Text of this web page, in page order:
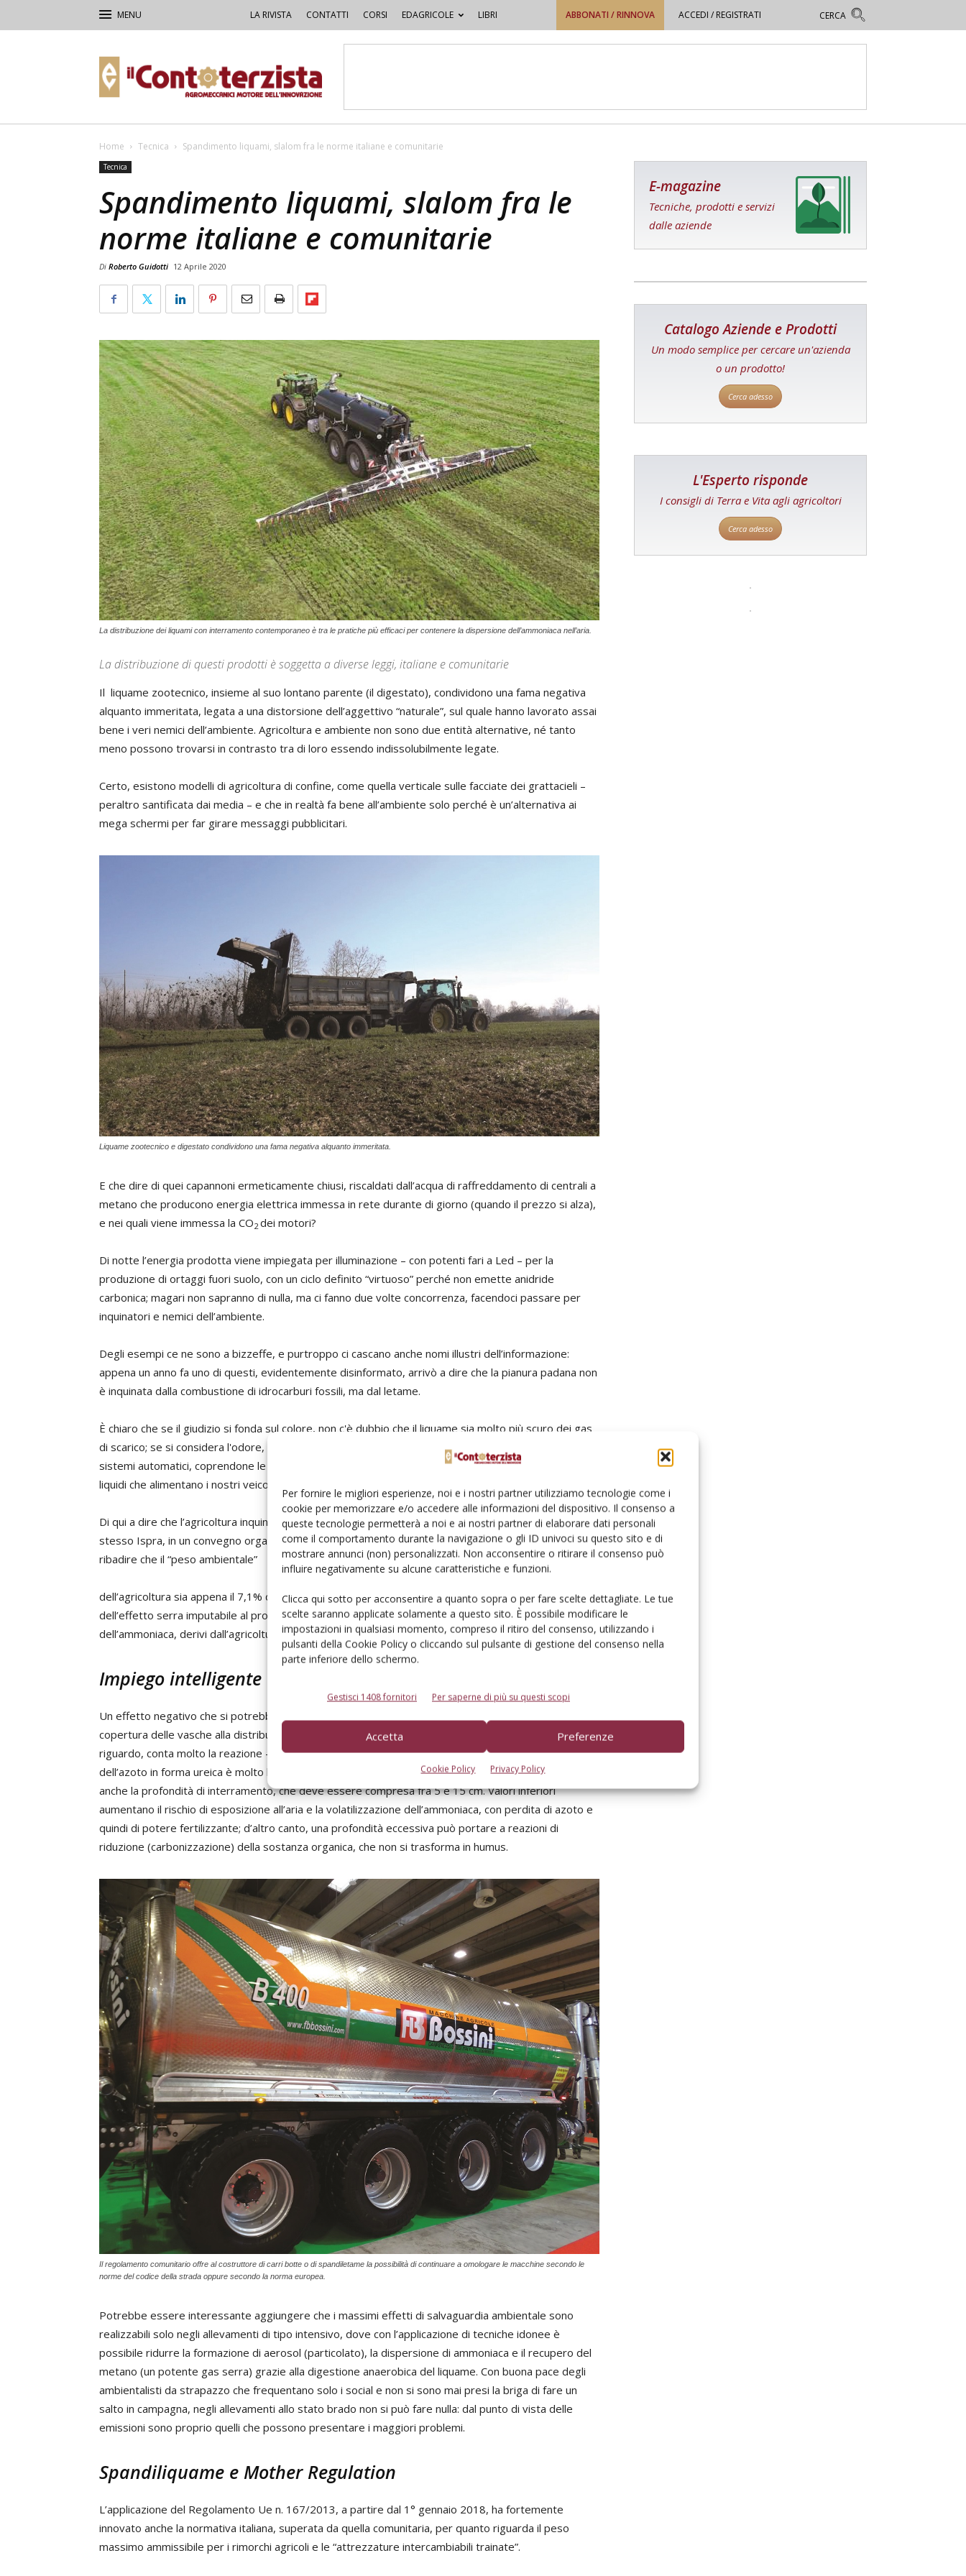
Per fornire le migliori esperienze, noi e i nostri partner utilizziamo tecnologie come i
cookie per memorizzare e/o accedere alle informazioni del dispositivo. Il consenso a
queste tecnologie permetterà a noi e ai nostri partner di elaborare dati personali
come il comportamento durante la navigazione o gli ID univoci su questo sito e di
mostrare annunci (non) personalizzati. Non acconsentire o ritirare il consenso può
influire negativamente su alcune caratteristiche e funzioni.
Clicca qui sotto per acconsentire a quanto sopra o per fare scelte dettagliate. Le tue
scelte saranno applicate solamente a questo sito. È possibile modificare le
impostazioni in qualsiasi momento, compreso il ritiro del consenso, utilizzando i
pulsanti della Cookie Policy o cliccando sul pulsante di gestione del consenso nella
parte inferiore dello schermo.
Gestisci 1408 fornitori Per saperne di più su questi scopi
Accetta Preferenze
Cookie Policy Privacy Policy
LA RIVISTA CONTATTI CORSI EDAGRICOLE LIBRI ABBONATI / RINNOVA ACCEDI / REGISTRATI
Contoterzista
Home Tecnica Spandimento liquami, slalom fra le norme italiane e comunitarie
Tecnica
Spandimento liquami, slalom fra le
norme italiane e comunitarie
Di Roberto Guidotti 12 Aprile 2020
La distribuzione dei liquami con interramento contemporaneo è tra le pratiche più efficaci per contenere la dispersione dell’ammoniaca nell’aria.
La distribuzione di questi prodotti è soggetta a diverse leggi, italiane e comunitarie
Il liquame zootecnico, insieme al suo lontano parente (il digestato), condividono una fama negativa
alquanto immeritata, legata a una distorsione dell’aggettivo “naturale”, sul quale hanno lavorato assai
bene i veri nemici dell’ambiente. Agricoltura e ambiente non sono due entità alternative, né tanto
meno possono trovarsi in contrasto tra di loro essendo indissolubilmente legate.
Certo, esistono modelli di agricoltura di confine, come quella verticale sulle facciate dei grattacieli –
peraltro santificata dai media – e che in realtà fa bene all’ambiente solo perché è un’alternativa ai
mega schermi per far girare messaggi pubblicitari.
Liquame zootecnico e digestato condividono una fama negativa alquanto immeritata.
E che dire di quei capannoni ermeticamente chiusi, riscaldati dall’acqua di raffreddamento di centrali a
metano che producono energia elettrica immessa in rete durante di giorno (quando il prezzo si alza),
e nei quali viene immessa la CO2 dei motori?
Di notte l’energia prodotta viene impiegata per illuminazione – con potenti fari a Led – per la
produzione di ortaggi fuori suolo, con un ciclo definito “virtuoso” perché non emette anidride
carbonica; magari non sapranno di nulla, ma ci fanno due volte concorrenza, facendoci passare per
inquinatori e nemici dell’ambiente.
Degli esempi ce ne sono a bizzeffe, e purtroppo ci cascano anche nomi illustri dell’informazione:
appena un anno fa uno di questi, evidentemente disinformato, arrivò a dire che la pianura padana non
è inquinata dalla combustione di idrocarburi fossili, ma dal letame.
È chiaro che se il giudizio si fonda sul colore, non c'è dubbio che il liquame sia molto più scuro dei gas
di scarico; se si considera l'odore, assomiglia troppo a ciò di cui, a casa nostra, ci liberiamo con
sistemi automatici, coprendone le tracce con improbabili fragranze derivate proprio dagli stessi
liquidi che alimentano i nostri veicoli.
Di qui a dire che l’agricoltura inquina più del petrolio, il passo è davvero breve; poco conta che lo
stesso Ispra, in un convegno organizzato da Veneto Agricoltura lo scorso dicembre, abbia dovuto
ribadire che il “peso ambientale”
dell’agricoltura sia appena il 7,1% del totale. Certo, può avere colpito i media il fatto che il 94%
dell’effetto serra imputabile al protossido di azoto, che si forma dalla decomposizione spontanea
dell’ammoniaca, derivi dall’agricoltura.
Impiego intelligente
Un effetto negativo che si potrebbe dimezzare con un impiego intelligente dei liquami, dalla
copertura delle vasche alla distribuzione con interramento contemporaneo e su terreni idonei. Al
riguardo, conta molto la reazione – acida o basica – del suolo: con ph fino a 7, la volatilizzazione
dell’azoto in forma ureica è molto bassa, mentre può arrivare al 50% con ph intorno a 8; ma conta
anche la profondità di interramento, che deve essere compresa fra 5 e 15 cm. Valori inferiori
aumentano il rischio di esposizione all’aria e la volatilizzazione dell’ammoniaca, con perdita di azoto e
quindi di potere fertilizzante; d’altro canto, una profondità eccessiva può portare a reazioni di
riduzione (carbonizzazione) della sostanza organica, che non si trasforma in humus.
Il regolamento comunitario offre al costruttore di carri botte o di spandiletame la possibilità di continuare a omologare le macchine secondo le
norme del codice della strada oppure secondo la norma europea.
Potrebbe essere interessante aggiungere che i massimi effetti di salvaguardia ambientale sono
realizzabili solo negli allevamenti di tipo intensivo, dove con l’applicazione di tecniche idonee è
possibile ridurre la formazione di aerosol (particolato), la dispersione di ammoniaca e il recupero del
metano (un potente gas serra) grazie alla digestione anaerobica del liquame. Con buona pace degli
ambientalisti da strapazzo che frequentano solo i social e non si sono mai presi la briga di fare un
salto in campagna, negli allevamenti allo stato brado non si può fare nulla: dal punto di vista delle
emissioni sono proprio quelli che possono presentare i maggiori problemi.
Spandiliquame e Mother Regulation
L’applicazione del Regolamento Ue n. 167/2013, a partire dal 1° gennaio 2018, ha fortemente
innovato anche la normativa italiana, superata da quella comunitaria, per quanto riguarda il peso
massimo ammissibile per i rimorchi agricoli e le “attrezzature intercambiabili trainate”.
E-magazine
Tecniche, prodotti e servizi
dalle aziende
Catalogo Aziende e Prodotti
Un modo semplice per cercare un'azienda
o un prodotto!
Cerca adesso
L'Esperto risponde
I consigli di Terra e Vita agli agricoltori
Cerca adesso